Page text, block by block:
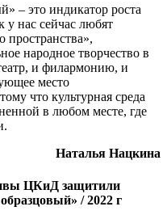
– это индикатор роста
у нас сейчас любят
пространства»,
народное творчество в
и филармонию, и
место
что культурная среда
в любом месте, где
Наталья Нацкина
ЦКиД защитили
/ 2022 г